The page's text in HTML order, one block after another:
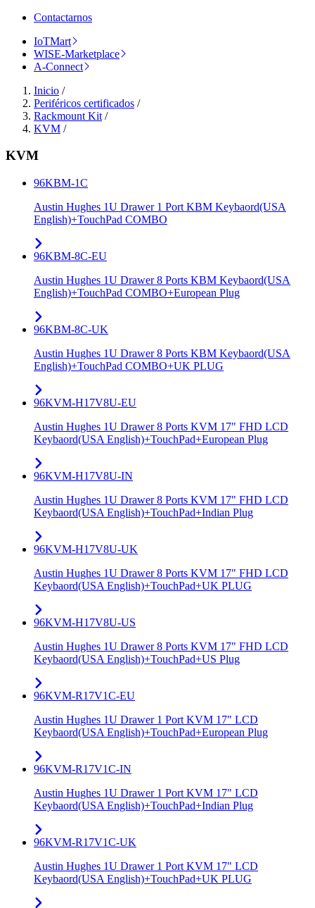
Contactarnos
IoTMart
WISE-Marketplace
A-Connect
Inicio /
Periféricos certificados /
Rackmount Kit /
KVM /
KVM
96KBM-1C
Austin Hughes 1U Drawer 1 Port KBM Keybaord(USA
English)+TouchPad COMBO
96KBM-8C-EU
Austin Hughes 1U Drawer 8 Ports KBM Keybaord(USA
English)+TouchPad COMBO+European Plug
96KBM-8C-UK
Austin Hughes 1U Drawer 8 Ports KBM Keybaord(USA
English)+TouchPad COMBO+UK PLUG
96KVM-H17V8U-EU
Austin Hughes 1U Drawer 8 Ports KVM 17" FHD LCD
Keybaord(USA English)+TouchPad+European Plug
96KVM-H17V8U-IN
Austin Hughes 1U Drawer 8 Ports KVM 17" FHD LCD
Keybaord(USA English)+TouchPad+Indian Plug
96KVM-H17V8U-UK
Austin Hughes 1U Drawer 8 Ports KVM 17" FHD LCD
Keybaord(USA English)+TouchPad+UK PLUG
96KVM-H17V8U-US
Austin Hughes 1U Drawer 8 Ports KVM 17" FHD LCD
Keybaord(USA English)+TouchPad+US Plug
96KVM-R17V1C-EU
Austin Hughes 1U Drawer 1 Port KVM 17" LCD
Keybaord(USA English)+TouchPad+European Plug
96KVM-R17V1C-IN
Austin Hughes 1U Drawer 1 Port KVM 17" LCD
Keybaord(USA English)+TouchPad+Indian Plug
96KVM-R17V1C-UK
Austin Hughes 1U Drawer 1 Port KVM 17" LCD
Keybaord(USA English)+TouchPad+UK PLUG